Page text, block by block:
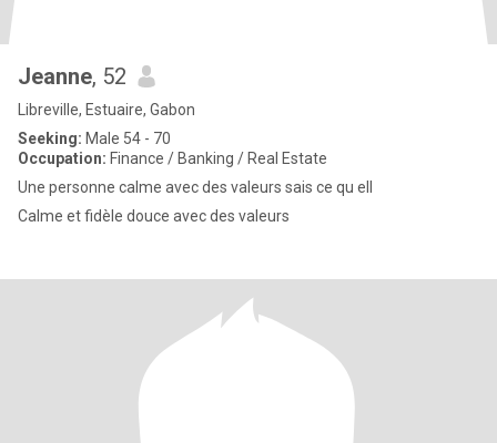
Jeanne, 52
Libreville, Estuaire, Gabon
Seeking: Male 54 - 70
Occupation: Finance / Banking / Real Estate
Une personne calme avec des valeurs sais ce qu ell
Calme et fidèle douce avec des valeurs